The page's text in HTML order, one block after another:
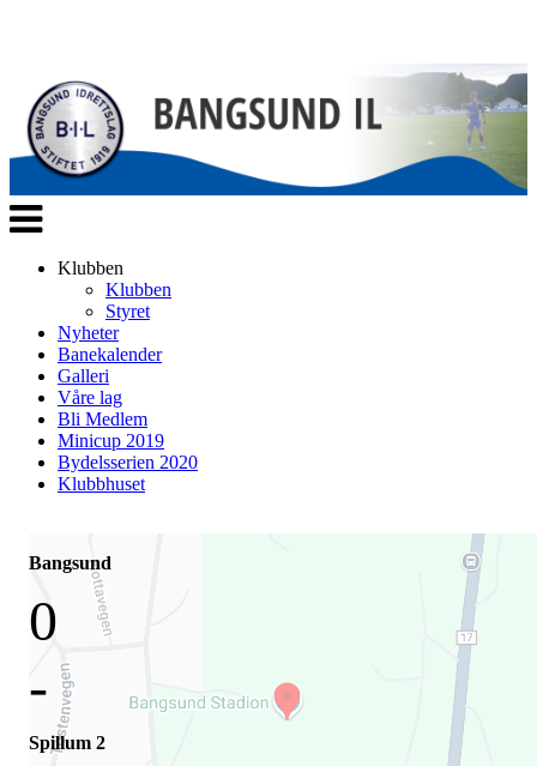
Veksle
navigasjon
Klubben
Klubben
Styret
Nyheter
Banekalender
Galleri
Våre lag
Bli Medlem
Minicup 2019
Bydelsserien 2020
Klubbhuset
Bangsund
0
-
Spillum 2